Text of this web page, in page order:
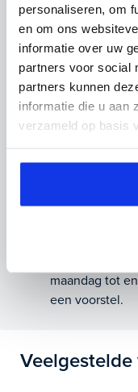
personaliseren, om
en om ons
informatie over uw
partners voor social
partners kunnen
informatie die u aan
verzameld op basis
Highlights van deze
achteruitrijcamera,
installatie premium
Je koopt hem voor
Romeo Tonale ook
direct online.
Inruilvoorstel
Vul hier je
inruilauto mee te
Kenteken huidige
Inruilvoorstel
maandag tot
een voorstel.
Veelgestelde